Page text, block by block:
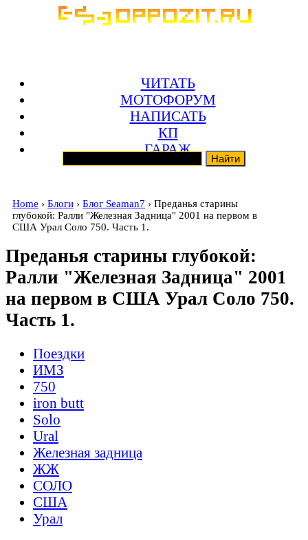
ЧИТАТЬ
МОТОФОРУМ
НАПИСАТЬ
КП
ГАРАЖ
Home › Блоги › Блог Seaman7 › Преданья старины
глубокой: Ралли "Железная Задница" 2001 на первом в
США Урал Соло 750. Часть 1.
Преданья старины глубокой:
Ралли "Железная Задница" 2001
на первом в США Урал Соло 750.
Часть 1.
Поездки
ИМЗ
750
iron butt
Solo
Ural
Железная задница
ЖЖ
СОЛО
США
Урал